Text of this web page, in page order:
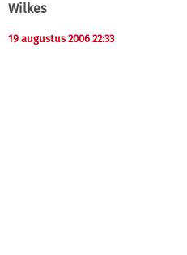
Wilkes
19 augustus 2006 22:33